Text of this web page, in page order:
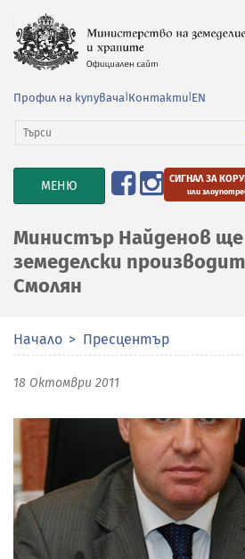
Профил на купувача Контакти EN
TOGGLE
NAVIGATION
МЕНЮ СИГНАЛ ЗА
или
Министър Найденов ще
земеделски
Смолян
Начало Пресцентър
18 Октомври 2011